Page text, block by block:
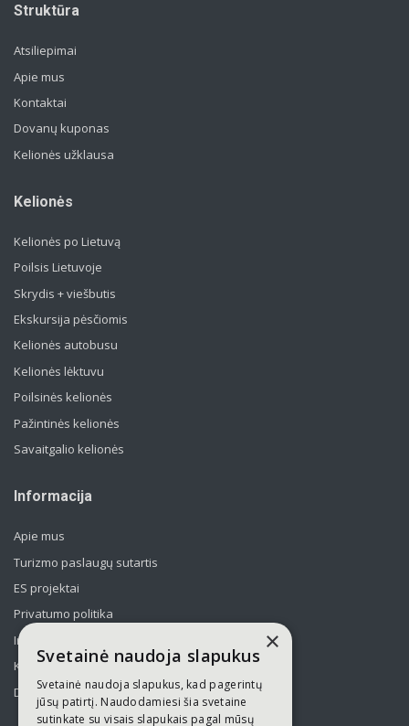
Struktūra
Atsiliepimai
Apie mus
Kontaktai
Dovanų kuponas
Kelionės užklausa
Kelionės
Kelionės po Lietuvą
Poilsis Lietuvoje
Skrydis + viešbutis
Ekskursija pėsčiomis
Kelionės autobusu
Kelionės lėktuvu
Poilsinės kelionės
Pažintinės kelionės
Savaitgalio kelionės
Informacija
Apie mus
Turizmo paslaugų sutartis
ES projektai
Privatumo politika
Informavimas apie asmens duomenų tvarkymą
Kelionės kolektyvams po Lietuvą
Draudimas
×
Svetainė naudoja slapukus
Svetainė naudoja slapukus, kad pagerintų
jūsų patirtį. Naudodamiesi šia svetaine
sutinkate su visais slapukais pagal mūsų